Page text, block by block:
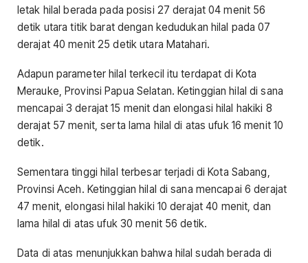
letak hilal berada pada posisi 27 derajat 04 menit 56
detik utara titik barat dengan kedudukan hilal pada 07
derajat 40 menit 25 detik utara Matahari.
Adapun parameter hilal terkecil itu terdapat di Kota
Merauke, Provinsi Papua Selatan. Ketinggian hilal di sana
mencapai 3 derajat 15 menit dan elongasi hilal hakiki 8
derajat 57 menit, serta lama hilal di atas ufuk 16 menit 10
detik.
​​​​​​​Sementara tinggi hilal terbesar terjadi di Kota Sabang,
Provinsi Aceh. Ketinggian hilal di sana mencapai 6 derajat
47 menit, elongasi hilal hakiki 10 derajat 40 menit, dan
lama hilal di atas ufuk 30 menit 56 detik.
​​​​​​​Data di atas menunjukkan bahwa hilal sudah berada di